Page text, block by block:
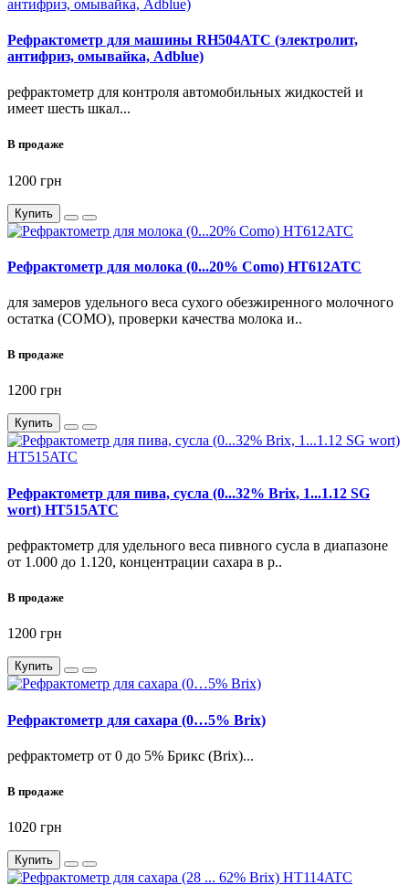
Рефрактометр для машины RH504ATC (электролит,
антифриз, омывайка, Adblue)
рефрактометр для контроля автомобильных жидкостей и
имеет шесть шкал...
В продаже
1200 грн
Купить
Рефрактометр для молока (0...20% Como) HT612ATC
для замеров удельного веса сухого обезжиренного молочного
остатка (СОМО), проверки качества молока и..
В продаже
1200 грн
Купить
Рефрактометр для пива, сусла (0...32% Brix, 1...1.12 SG
wort) HT515ATC
рефрактометр для удельного веса пивного сусла в диапазоне
от 1.000 до 1.120, концентрации сахара в р..
В продаже
1200 грн
Купить
Рефрактометр для сахара (0…5% Brix)
рефрактометр от 0 до 5% Брикс (Brix)...
В продаже
1020 грн
Купить